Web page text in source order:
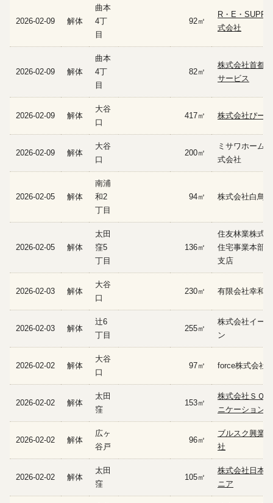
2026-02-09 解体
曲本
4丁
目
92㎡
R・E・
式会社
2026-02-09 解体
曲本
4丁
目
82㎡
株式会社首都
サービス
2026-02-09 解体
大谷
口
417㎡ 株式会社ぴース
2026-02-09 解体
大谷
口
200㎡
ミサワホーム
式会社
2026-02-05 解体
南浦
和2
丁目
94㎡ 株式会社白鳥
2026-02-05 解体
太田
窪5
丁目
136㎡
住友林業株式
住宅事業本部
支店
2026-02-03 解体
大谷
口
230㎡ 有限会社幸和
2026-02-03 解体
辻6
丁目
255㎡
株式会社イー
ン
2026-02-02 解体
大谷
口
97㎡ force株式会社
2026-02-02 解体
太田
窪
153㎡
株式会社ＳＱ
ニケーションズ
2026-02-02 解体
広ヶ
谷戸
96㎡
ブルスク興業
社
2026-02-02 解体
太田
窪
105㎡
株式会社日本
ニア